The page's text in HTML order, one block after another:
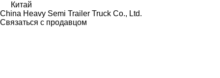
Китай
China Heavy Semi Trailer Truck Co., Ltd.
Связаться с продавцом